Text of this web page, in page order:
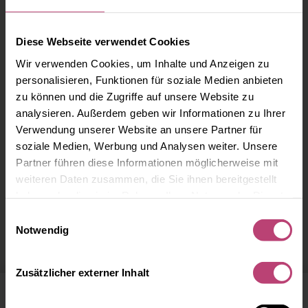
Diese Webseite verwendet Cookies
Wir verwenden Cookies, um Inhalte und Anzeigen zu
personalisieren, Funktionen für soziale Medien anbieten
zu können und die Zugriffe auf unsere Website zu
analysieren. Außerdem geben wir Informationen zu Ihrer
Verwendung unserer Website an unsere Partner für
soziale Medien, Werbung und Analysen weiter. Unsere
Partner führen diese Informationen möglicherweise mit
weiteren Daten zusammen, die Sie ihnen bereitgestellt
Notwendig
Zusätzlicher externer Inhalt
Ärzte in Gotha